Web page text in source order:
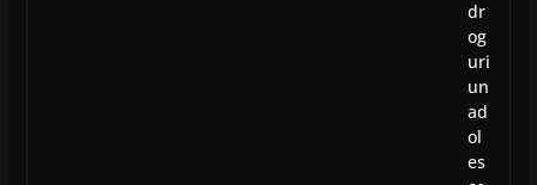
dr
og
uri
un
ad
ol
es